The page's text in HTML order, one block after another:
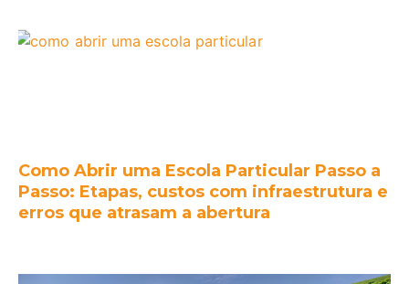
Como Abrir uma Escola Particular Passo a
Passo: Etapas, custos com infraestrutura e
erros que atrasam a abertura